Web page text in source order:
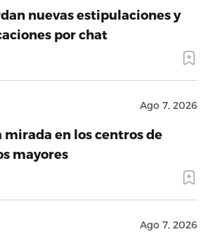
nuevas estipulaciones y
por chat
Ago 7, 2026
mirada en los centros de
mayores
Ago 7, 2026